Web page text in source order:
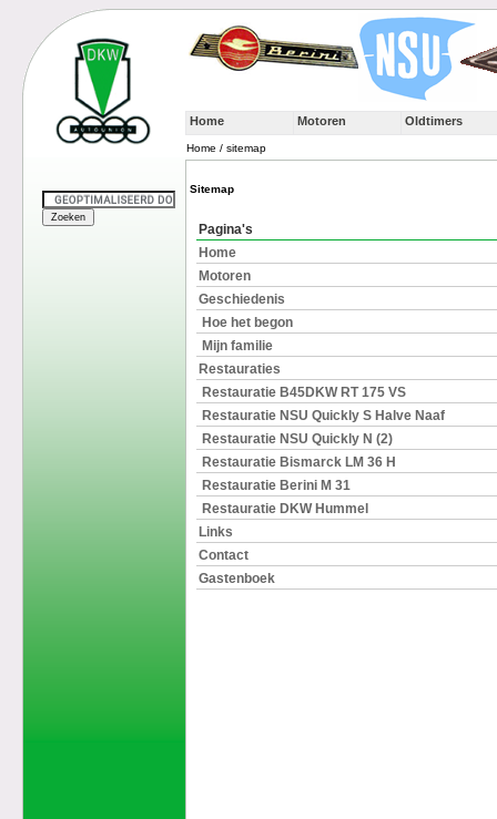
Home / sitemap
Sitemap
Pagina's
Home
Motoren
Geschiedenis
Hoe het begon
Mijn familie
Restauraties
Restauratie B45DKW RT 175 VS
Restauratie NSU Quickly S Halve Naaf
Restauratie NSU Quickly N (2)
Restauratie Bismarck LM 36 H
Restauratie Berini M 31
Restauratie DKW Hummel
Links
Contact
Gastenboek
Home Motoren Oldtimers